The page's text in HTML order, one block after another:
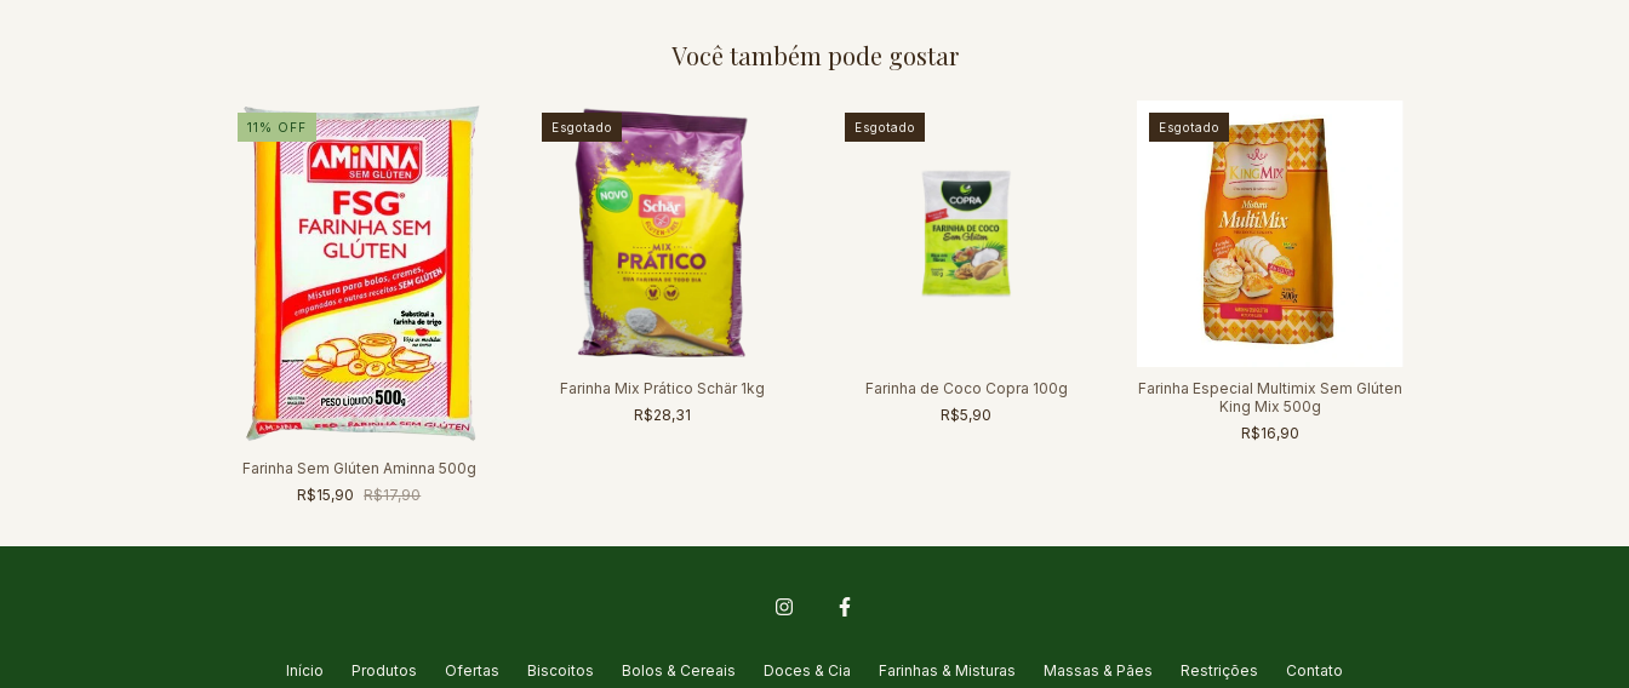
Você também pode gostar
11 % OFF
Farinha Sem Glúten Aminna 500g
R$15,90
R$17,90
Esgotado
Farinha Mix Prático Schär 1kg
R$28,31
Esgotado
Farinha de Coco Copra 100g
R$5,90
Esgotado
Farinha Especial Multimix Sem Glúten
King Mix 500g
R$16,90
Início Produtos Ofertas Biscoitos Bolos & Cereais Doces & Cia Farinhas & Misturas Massas & Pães Restrições Contato